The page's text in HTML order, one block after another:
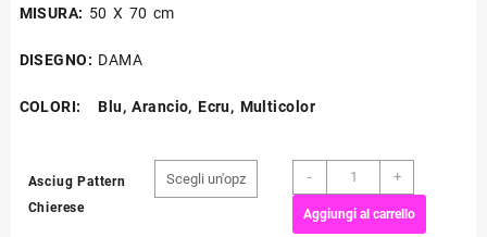
MISURA: 50 X 70 cm
DISEGNO: DAMA
COLORI: Blu, Arancio, Ecru, Multicolor
Asciug Pattern
Chierese
-
Asciugapiatti
Pattern
DAMA
+
Aggiungi al carrello